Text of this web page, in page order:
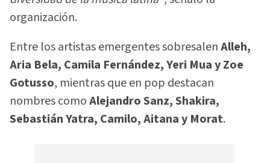
organización.
Entre los artistas emergentes sobresalenAlleh,
Aria Bela, Camila Fernández, Yeri Mua y Zoe
Gotusso, mientras que en pop destacan
nombres comoAlejandro Sanz, Shakira,
Sebastián Yatra, Camilo, Aitana y Morat.